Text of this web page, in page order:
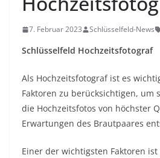
7. Februar 2023 Schlüsselfeld-News
Schlüsselfeld Hochzeitsfotograf
Als Hochzeitsfotograf ist es
Faktoren zu berücksichtigen, um
die Hochzeitsfotos von höchster
Erwartungen des Brautpaares
Einer der wichtigsten Faktoren